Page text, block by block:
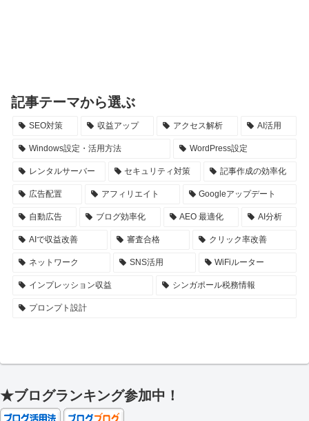
記事テーマから選ぶ
SEO対策 収益アップ アクセス解析 AI活用
Windows設定・活用方法 WordPress設定
レンタルサーバー セキュリティ対策 記事作成の効率化
広告配置 アフィリエイト Googleアップデート
自動広告 ブログ効率化 AEO 最適化 AI分析
AIで収益改善 審査合格 クリック率改善
ネットワーク SNS活用 WiFiルーター
インプレッション収益 シンガポール税務情報
プロンプト設計
★ブログランキング参加中！